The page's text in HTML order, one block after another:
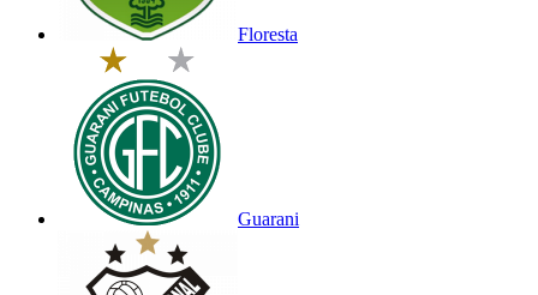
Floresta
Guarani